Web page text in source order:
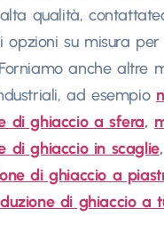
qualità,
su misura per
anche altre
ad esempio
di ghiaccio a sfera,
di ghiaccio in scaglie,
di ghiaccio a
di ghiaccio a